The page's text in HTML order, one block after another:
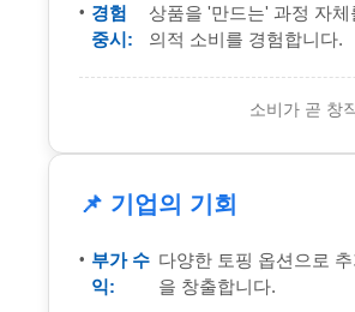
경험
중시:
상품을 '만드는' 과정 자
의적 소비를 경험합니다.
소비가 곧 창
📌 기업의 기회
부가 수
익:
다양한 토핑 옵션으로
을 창출합니다.